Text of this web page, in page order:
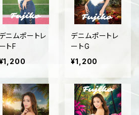
デニムポートレ
ートF
デニムポートレ
ートG
¥1,200